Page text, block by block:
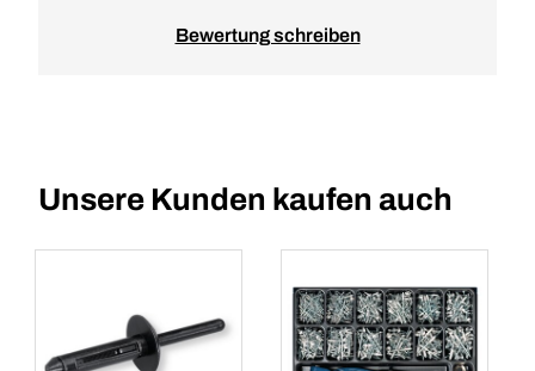
Bewertung schreiben
Unsere Kunden kaufen auch